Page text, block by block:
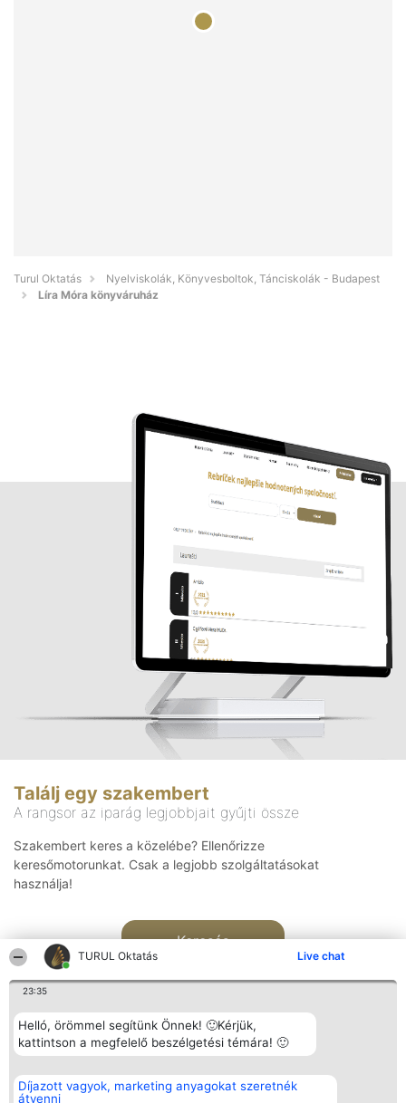
TURUL Oktatás Live chat
23:35
Helló, örömmel segítünk Önnek! 🙂Kérjük,
kattintson a megfelelő beszélgetési témára! 🙂
Díjazott vagyok, marketing anyagokat szeretnék
átvenni
Turul Oktatás
Nyelviskolák, Könyvesboltok, Tánciskolák - Budapest
Líra Móra könyváruház
Találj egy szakembert
A rangsor az iparág legjobbjait gyűjti össze
Szakembert keres a közelébe? Ellenőrizze
keresőmotorunkat. Csak a legjobb szolgáltatásokat
használja!
Keresés
Rangsorszervező
SC Beautiful Company S.R.L.
Bulevardul Aleea Timișul De
Népszavazás
Nyertesek
Elérhetőség
Elérhetőség